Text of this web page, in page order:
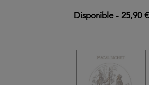
Disponible- 25,90 €